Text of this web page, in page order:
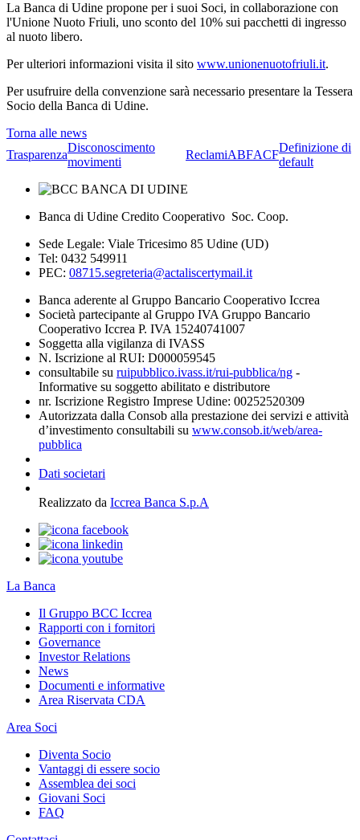
La Banca di Udine propone per i suoi Soci, in collaborazione con
l'Unione Nuoto Friuli, uno sconto del 10% sui pacchetti di ingresso
al nuoto libero.
Per ulteriori informazioni visita il sito www.unionenuotofriuli.it.
Per usufruire della convenzione sarà necessario presentare la Tessera
Socio della Banca di Udine.
Torna alle news
Trasparenza
Disconoscimento
movimenti
ReclamiABFACF
Definizione di
default
Banca di Udine Credito Cooperativo Soc. Coop.
Sede Legale: Viale Tricesimo 85 Udine (UD)
Tel: 0432 549911
PEC: 08715.segreteria@actaliscertymail.it
Banca aderente al Gruppo Bancario Cooperativo Iccrea
Società partecipante al Gruppo IVA Gruppo Bancario
Cooperativo Iccrea P. IVA 15240741007
Soggetta alla vigilanza di IVASS
N. Iscrizione al RUI: D000059545
consultabile su ruipubblico.ivass.it/rui-pubblica/ng -
Informative su soggetto abilitato e distributore
nr. Iscrizione Registro Imprese Udine: 00252520309
Autorizzata dalla Consob alla prestazione dei servizi e attività
d’investimento consultabili su www.consob.it/web/area-
pubblica
Dati societari
Realizzato da Iccrea Banca S.p.A
La Banca
Il Gruppo BCC Iccrea
Rapporti con i fornitori
Governance
Investor Relations
News
Documenti e informative
Area Riservata CDA
Area Soci
Diventa Socio
Vantaggi di essere socio
Assemblea dei soci
Giovani Soci
FAQ